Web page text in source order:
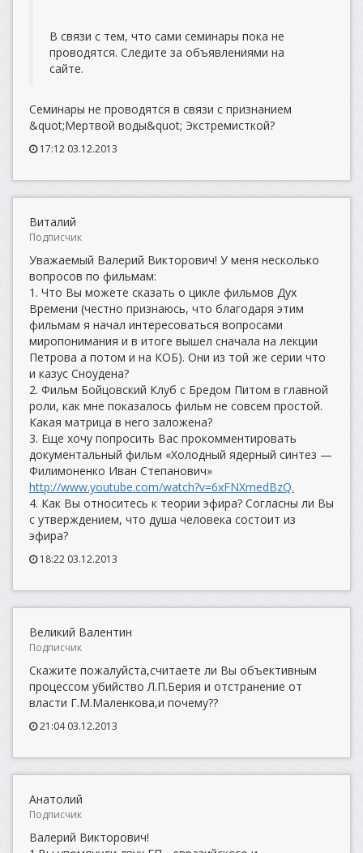
В связи с тем, что сами семинары пока не
проводятся. Следите за объявлениями на
сайте.
Семинары не проводятся в связи с признанием
&quot;Мертвой воды&quot; Экстремисткой?
17:12 03.12.2013
Виталий
Подписчик
Уважаемый Валерий Викторович! У меня несколько
вопросов по фильмам:
1. Что Вы можете сказать о цикле фильмов Дух
Времени (честно признаюсь, что благодаря этим
фильмам я начал интересоваться вопросами
миропонимания и в итоге вышел сначала на лекции
Петрова а потом и на КОБ). Они из той же серии что
и казус Сноудена?
2. Фильм Бойцовский Клуб с Бредом Питом в главной
роли, как мне показалось фильм не совсем простой.
Какая матрица в него заложена?
3. Еще хочу попросить Вас прокомментировать
документальный фильм «Холодный ядерный синтез —
Филимоненко Иван Степанович»
http://www.youtube.com/watch?v=6xFNXmedBzQ.
4. Как Вы относитесь к теории эфира? Согласны ли Вы
с утверждением, что душа человека состоит из
эфира?
18:22 03.12.2013
Великий Валентин
Подписчик
Скажите пожалуйста,считаете ли Вы объективным
процессом убийство Л.П.Берия и отстранение от
власти Г.М.Маленкова,и почему??
21:04 03.12.2013
Анатолий
Подписчик
Валерий Викторович!